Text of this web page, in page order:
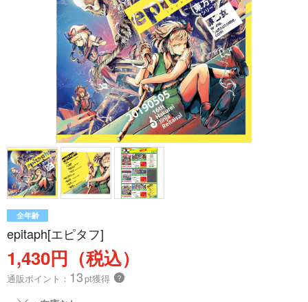
全年齢
epitaph[エピタフ]
1,430円（税込）
通販ポイント： 13pt獲得 ？